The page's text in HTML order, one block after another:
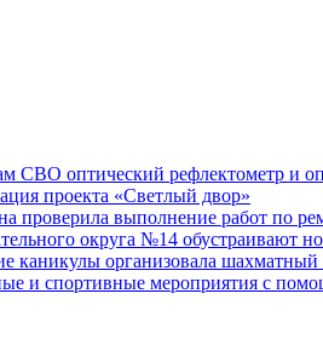
СВО оптический рефлектометр и
проекта «Светлый двор»
проверила выполнение работ по
округа №14 обустраивают
каникулы организовала шахматный
и спортивные мероприятия с